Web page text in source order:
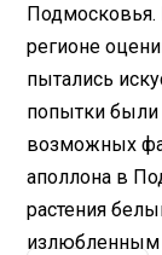
Подмосковья.
регионе
пытались
попытки были
возможных
аполлона в
растения
излюбленным